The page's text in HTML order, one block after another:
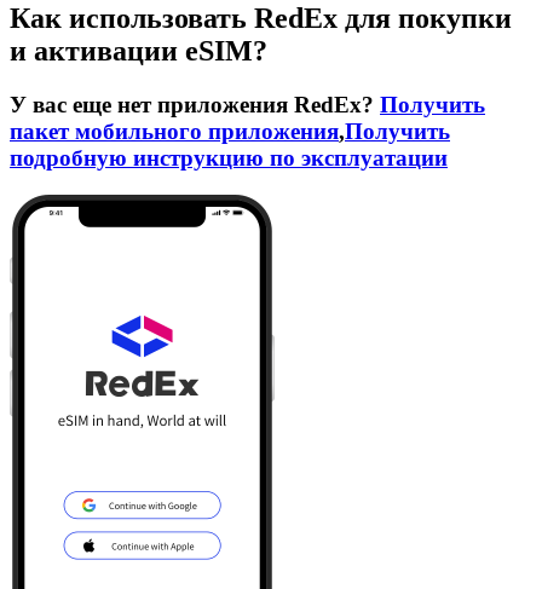
Как использовать RedEx для покупки
и активации eSIM?
У вас еще нет приложения RedEx? Получить
пакет мобильного приложения,Получить
подробную инструкцию по эксплуатации